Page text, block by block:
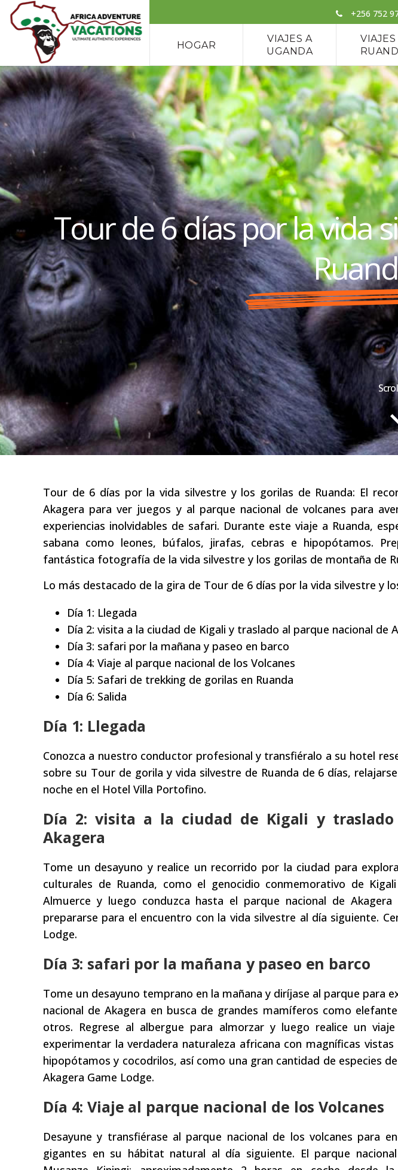
+256 752
HOGAR
VIAJES A
UGANDA
VIAJES
Tour de 6 días por la vida
Tour de 6 días por la vida silvestre y los gorilas de Ruanda: El
Akagera para ver juegos y al parque nacional de volcanes para
experiencias inolvidables de safari. Durante este viaje a Ruanda,
sabana como leones, búfalos, jirafas, cebras e hipopótamos.
fantástica fotografía de la vida silvestre y los gorilas de montaña de
Lo más destacado de la gira de Tour de 6 días por la vida silvestre y
Día 1: Llegada
Día 2: visita a la ciudad de Kigali y traslado al parque nacional de
Día 3: safari por la mañana y paseo en barco
Día 4: Viaje al parque nacional de los Volcanes
Día 5: Safari de trekking de gorilas en Ruanda
Día 6: Salida
Día 1: Llegada
Conozca a nuestro conductor profesional y transfiéralo a su hotel
sobre su Tour de gorila y vida silvestre de Ruanda de 6 días,
noche en el Hotel Villa Portofino.
Día 2: visita a la ciudad de Kigali y
Akagera
Tome un desayuno y realice un recorrido por la ciudad para
culturales de Ruanda, como el genocidio conmemorativo de
Almuerce y luego conduzca hasta el parque nacional de
prepararse para el encuentro con la vida silvestre al día siguiente.
Lodge.
Día 3: safari por la mañana y paseo en barco
Tome un desayuno temprano en la mañana y diríjase al parque para
nacional de Akagera en busca de grandes mamíferos como
otros. Regrese al albergue para almorzar y luego realice un
experimentar la verdadera naturaleza africana con magníficas
hipopótamos y cocodrilos, así como una gran cantidad de especies
Akagera Game Lodge.
Día 4: Viaje al parque nacional de los Volcanes
Desayune y transfiérase al parque nacional de los volcanes para
gigantes en su hábitat natural al día siguiente. El parque